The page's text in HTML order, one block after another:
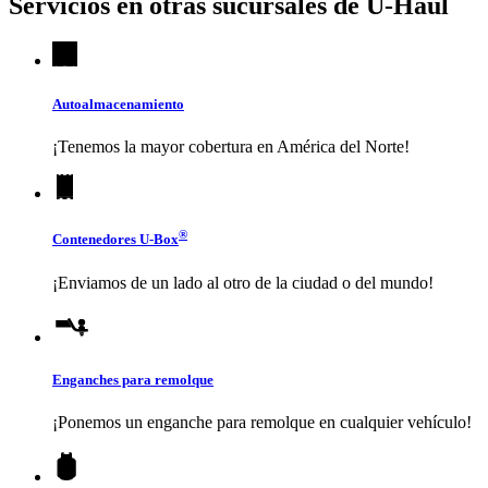
Autoalmacenamiento
¡Tenemos la mayor cobertura en América del Norte!
Contenedores U-Box®
¡Enviamos de un lado al otro de la ciudad o del mundo!
Enganches para remolque
¡Ponemos un enganche para remolque en cualquier vehículo!